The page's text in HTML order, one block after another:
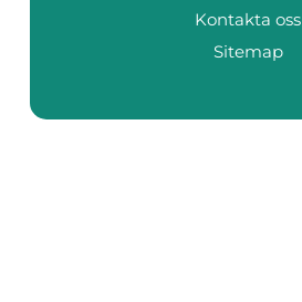
Kontakta oss
Sitemap